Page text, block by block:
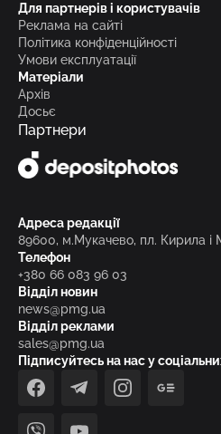
Для партнерів і користувачів
Реклама на сайті
Політика конфіденційності
Умови експлуатації
Матеріали
Архів
Досьє
Партнери
Адреса редакції
89600, м.Мукачево, пл. Кирила і
Телефон
+380 66 083 96 03
Відділ новин
news@pmg.ua
Відділ реклами
sales@pmg.ua
Підписуйтесь на нас у
facebooktelegraminstagram